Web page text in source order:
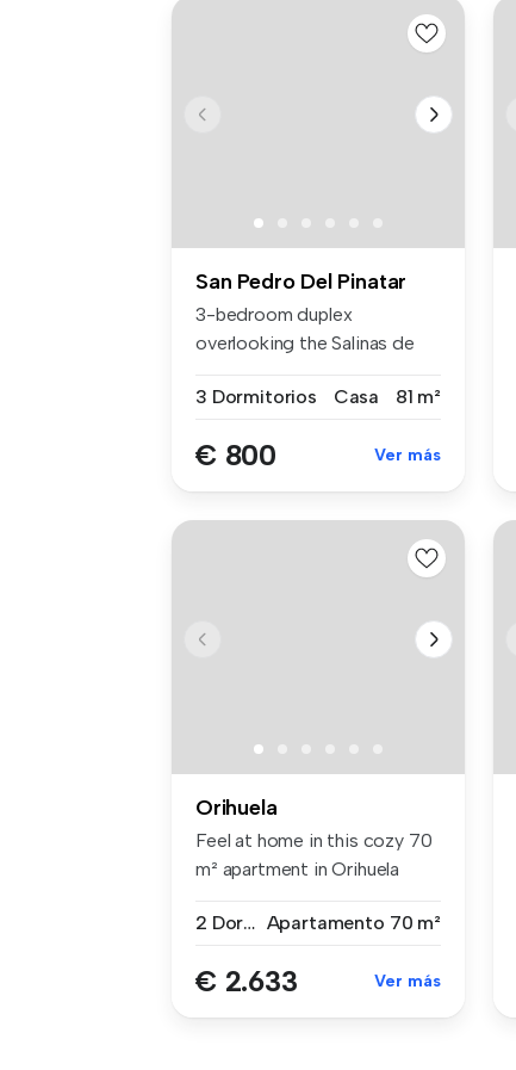
San Pedro Del Pinatar
3-bedroom duplex
overlooking the Salinas de
3 Dormitorios
Casa 81 m²
€ 800 Ver más
Orihuela
Feel at home in this cozy 70
m² apartment in Orihuela
2 Dormitorios Apartamento 70 m²
€ 2.633 Ver más